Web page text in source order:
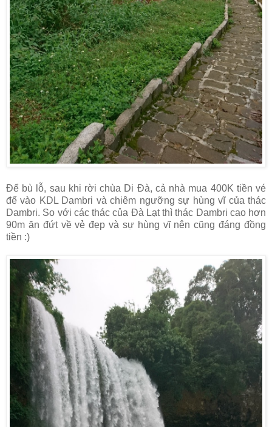
Để bù lỗ, sau khi rời chùa Di Đà, cả nhà mua 400K tiền vé
để vào KDL Dambri và chiêm ngưỡng sự hùng vĩ của thác
Dambri. So với các thác của Đà Lạt thì thác Dambri cao hơn
90m ăn đứt về vẻ đẹp và sự hùng vĩ nên cũng đáng đồng
tiền :)